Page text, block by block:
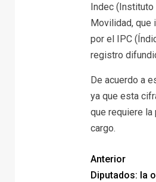
Indec (Instituto
Movilidad, que
por el IPC
registro
De acuerdo a
ya que esta
que requiere
cargo.
Anterior
Diputados: la